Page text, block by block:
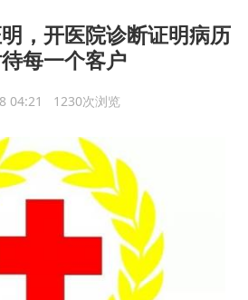
，开医院诊断证明病历
每一个客户
04:21 1230次浏览